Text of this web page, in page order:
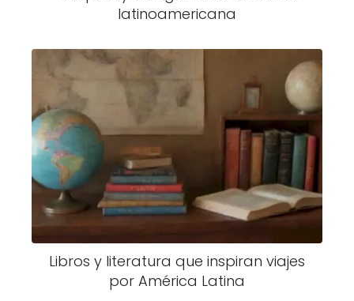
latinoamericana
Libros y literatura que inspiran viajes
por América Latina